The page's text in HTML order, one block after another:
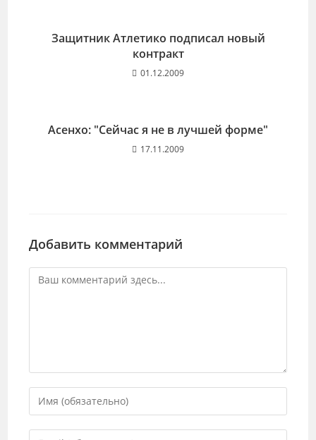
Защитник Атлетико подписал новый
контракт
01.12.2009
Асенхо: "Сейчас я не в лучшей форме"
17.11.2009
Добавить комментарий
Комментарий
Введите
свое
имя